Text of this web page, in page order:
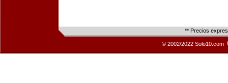
** Precios
© 2002/2022 Solo10.com